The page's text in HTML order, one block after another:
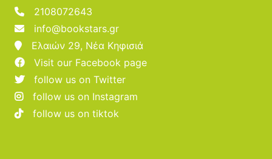
2108072643
info@bookstars.gr
Ελαιών 29, Νέα Κηφισιά
Visit our Facebook page
follow us on Twitter
follow us on Instagram
follow us on tiktok